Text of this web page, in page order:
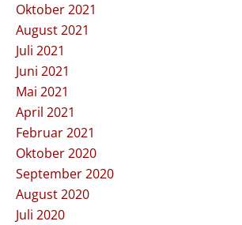
Oktober 2021
August 2021
Juli 2021
Juni 2021
Mai 2021
April 2021
Februar 2021
Oktober 2020
September 2020
August 2020
Juli 2020